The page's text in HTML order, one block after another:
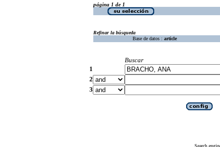
página 1 de 1
Refinar la búsqueda
Base de datos : article
Buscar
1
2
3
Search